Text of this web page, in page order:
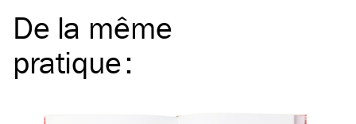
De la même
pratique: